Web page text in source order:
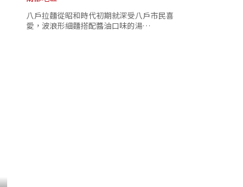
八戶拉麵從昭和時代初期就深受八戶市民喜
愛，波浪形細麵搭配醬油口味的湯…